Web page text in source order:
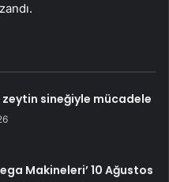
zeytin sineğiyle mücadele
Makineleri’ 10 Ağustos